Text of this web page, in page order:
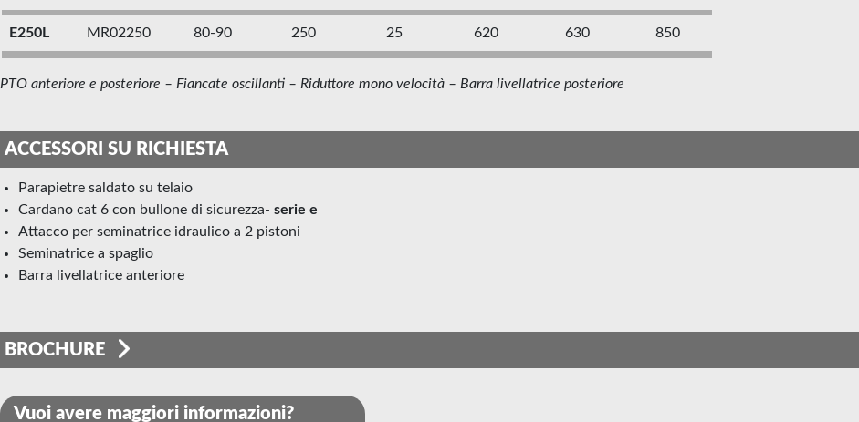
E250L MR02250 80-90 250 25 620 630 850
PTO anteriore e posteriore – Fiancate oscillanti – Riduttore mono velocità – Barra livellatrice posteriore
ACCESSORI SU RICHIESTA
parapietre saldato su telaio
cardano cat 6 con bullone di sicurezza-serie e
attacco per seminatrice idraulico a 2 pistoni
seminatrice a spaglio
barra livellatrice anteriore
BROCHURE
Vuoi avere maggiori informazioni?